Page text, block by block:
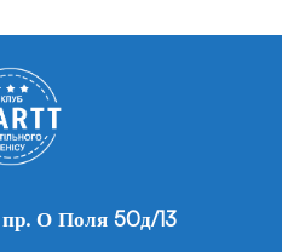
О Поля 50д/13